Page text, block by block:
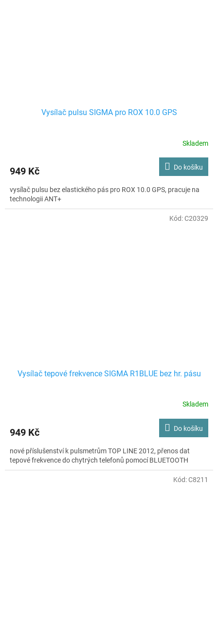
Vysílač pulsu SIGMA pro ROX 10.0 GPS
Skladem
949 Kč Do košíku
vysílač pulsu bez elastického pás pro ROX 10.0 GPS, pracuje na
technologii ANT+
Vysílač tepové frekvence SIGMA R1BLUE bez hr. pásu
Skladem
949 Kč Do košíku
nové příslušenství k pulsmetrům TOP LINE 2012, přenos dat
tepové frekvence do chytrých telefonů pomocí BLUETOOTH
Kód:C20329
Kód:C8211